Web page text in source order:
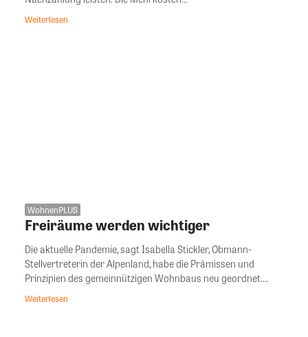
Weiterlesen
WohnenPLUS
Freiräume werden wichtiger
Die aktuelle Pandemie, sagt Isabella Stickler, Obmann-
Stellvertreterin der Alpenland, habe die Prämissen und
Prinzipien des gemeinnützigen Wohnbaus neu geordnet....
Weiterlesen